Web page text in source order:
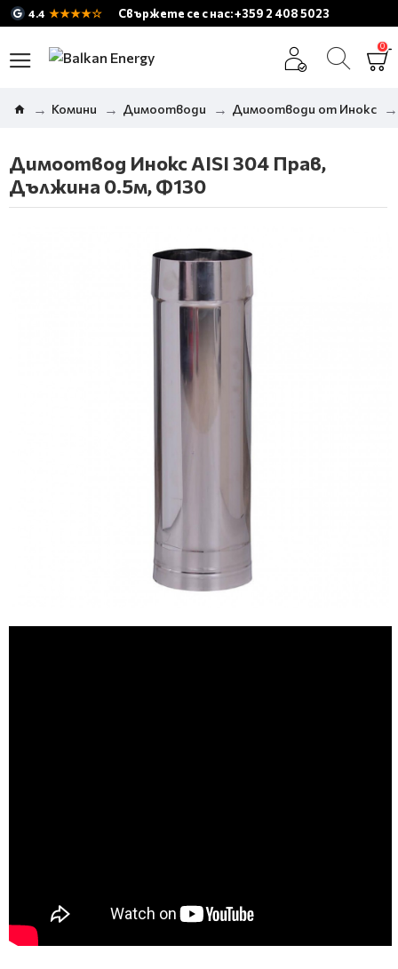
4.4 ★★★★☆ Свържете се с нас: +359 2 408 5023
0
Комини Димоотводи Димоотводи от Инокс
Димоотвод Инокс AISI 304 Прав,
Дължина 0.5м, Ф130